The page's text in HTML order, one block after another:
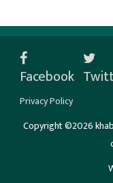
Facebook
Privacy Policy
Copyright ©2026